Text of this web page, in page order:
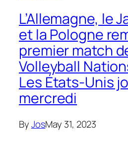
L’Allemagne, le
et la Pologne
premier match
Volleyball
Les États-Unis
mercredi
ByJosMay 31, 2023